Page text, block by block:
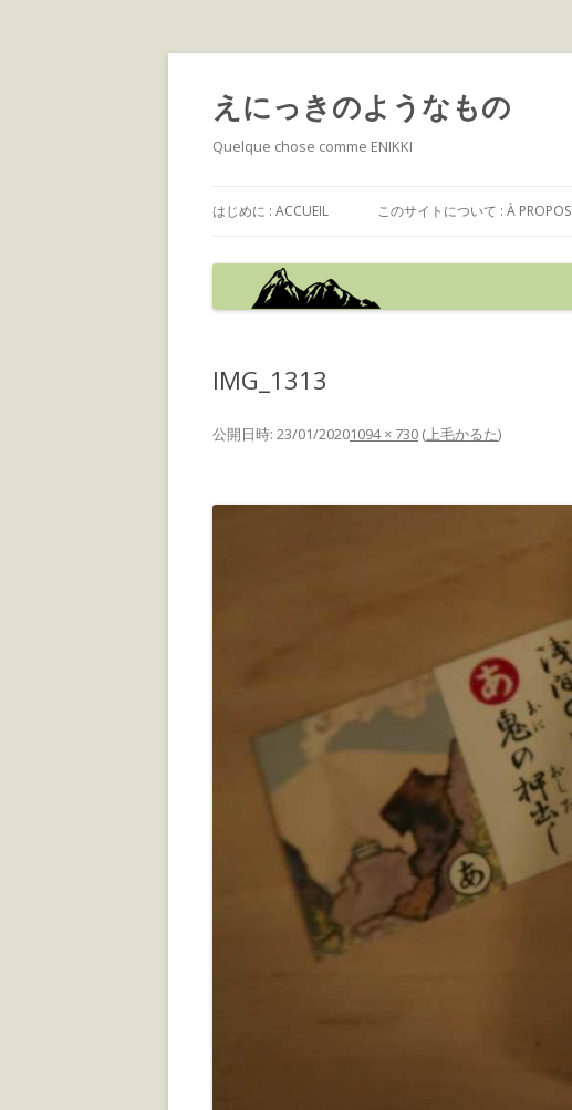
えにっきのようなもの
Quelque chose comme ENIKKI
はじめに : ACCUEIL このサイトについて : À PROPOS
IMG_1313
公開日時: 23/01/20201094 × 730 (上毛かるた)